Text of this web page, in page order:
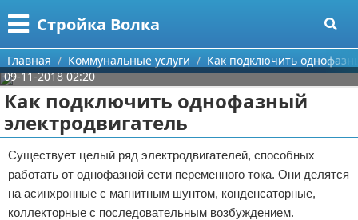
Стройка Волка
Меню
Главная
Категории
Строительство
Мебель
Интерьер и дизайн
Поиск
О проекте
Контакты
Главная Коммунальные услуги
Как подключить
09-11-2018 02:20
Как подключить однофазный
электродвигатель
Существует целый ряд электродвигателей, способных
работать от однофазной сети переменного тока. Они делятся
на асинхронные с магнитным шунтом, конденсаторные,
коллекторные с последовательным возбуждением.